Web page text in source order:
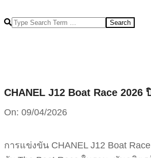
Search
CHANEL J12 Boat Race
On: 09/04/2026
การแข่งขัน CHANEL J12 Boat